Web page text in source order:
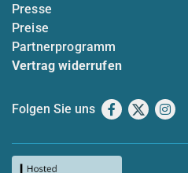
Presse
Preise
Partnerprogramm
Vertrag widerrufen
Folgen Sie uns Facebook
X